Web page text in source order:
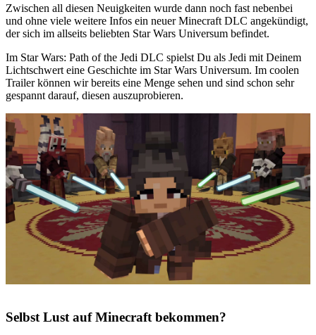
Zwischen all diesen Neuigkeiten wurde dann noch fast nebenbei
und ohne viele weitere Infos ein neuer Minecraft DLC angekündigt,
der sich im allseits beliebten Star Wars Universum befindet.
Im Star Wars: Path of the Jedi DLC spielst Du als Jedi mit Deinem
Lichtschwert eine Geschichte im Star Wars Universum. Im coolen
Trailer können wir bereits eine Menge sehen und sind schon sehr
gespannt darauf, diesen auszuprobieren.
Selbst Lust auf Minecraft bekommen?